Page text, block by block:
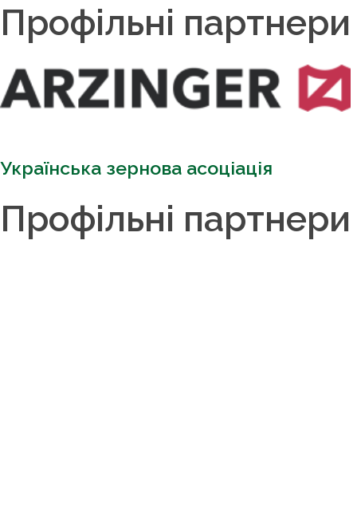
Профільні партнери
Українська зернова асоціація
Профільні партнери